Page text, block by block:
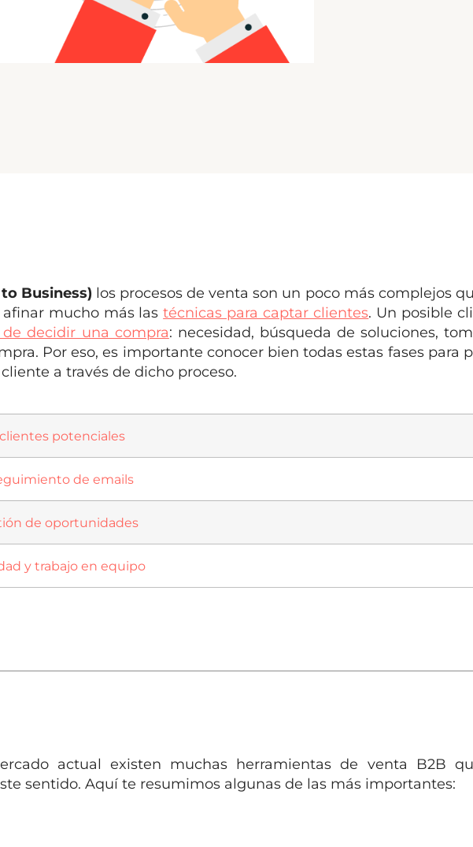
Business) los procesos de venta son un poco más complejos
afinar mucho más lastécnicas para captar clientes. Un posible
decidir una compra: necesidad, búsqueda de soluciones,
Por eso, es importante conocer bien todas estas fases para
a través de dicho proceso.
clientes potenciales
de emails
de oportunidades
y trabajo en equipo
actual existen muchas herramientas de venta B2B
sentido. Aquí te resumimos algunas de las más importantes: